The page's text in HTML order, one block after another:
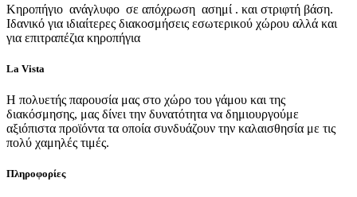
Κηροπήγιο ανάγλυφo σε απόχρωση ασημί . και στριφτή βάση.
Ιδανικό για ιδιαίτερες διακοσμήσεις εσωτερικού χώρου αλλά και
για επιτραπέζια κηροπήγια
La Vista
Η πολυετής παρουσία μας στο χώρο του γάμου και της
διακόσμησης, μας δίνει την δυνατότητα να δημιουργούμε
αξιόπιστα προϊόντα τα οποία συνδυάζουν την καλαισθησία με τις
πολύ χαμηλές τιμές.
Πληροφορίες